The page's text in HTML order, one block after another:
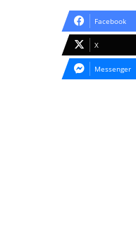
Facebook
X
Messenger